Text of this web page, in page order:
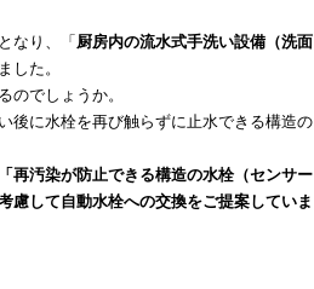
なり、「 厨房内の流水式手洗い設備（洗面
した。
のでしょうか。
後に水栓を再び触らずに止水できる構造の
再汚染が防止できる構造の水栓（センサー
慮して自動水栓への交換をご提案していま